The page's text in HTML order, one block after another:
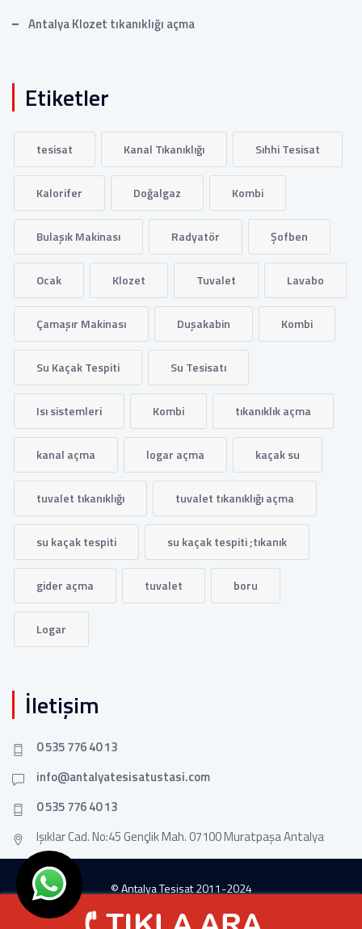
Antalya Klozet tıkanıklığı açma
Etiketler
tesisat Kanal Tıkanıklığı Sıhhi Tesisat
Kalorifer Doğalgaz Kombi
Bulaşık Makinası Radyatör Şofben
Ocak Klozet Tuvalet Lavabo
Çamaşır Makinası Duşakabin Kombi
Su Kaçak Tespiti Su Tesisatı
Isı sistemleri Kombi tıkanıklık açma
kanal açma logar açma kaçak su
tuvalet tıkanıklığı tuvalet tıkanıklığı açma
su kaçak tespiti su kaçak tespiti ;tıkanık
gider açma tuvalet boru
Logar
İletişim
0 535 776 40 13
info@antalyatesisatustasi.com
0 535 776 40 13
Işıklar Cad. No:45 Gençlik Mah. 07100 Muratpaşa Antalya
© Antalya Tesisat 2011-2024
Tasarım
Tasarım Ankara Hosting